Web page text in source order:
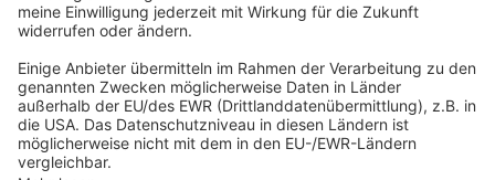
Folgen Sie uns
Impressum